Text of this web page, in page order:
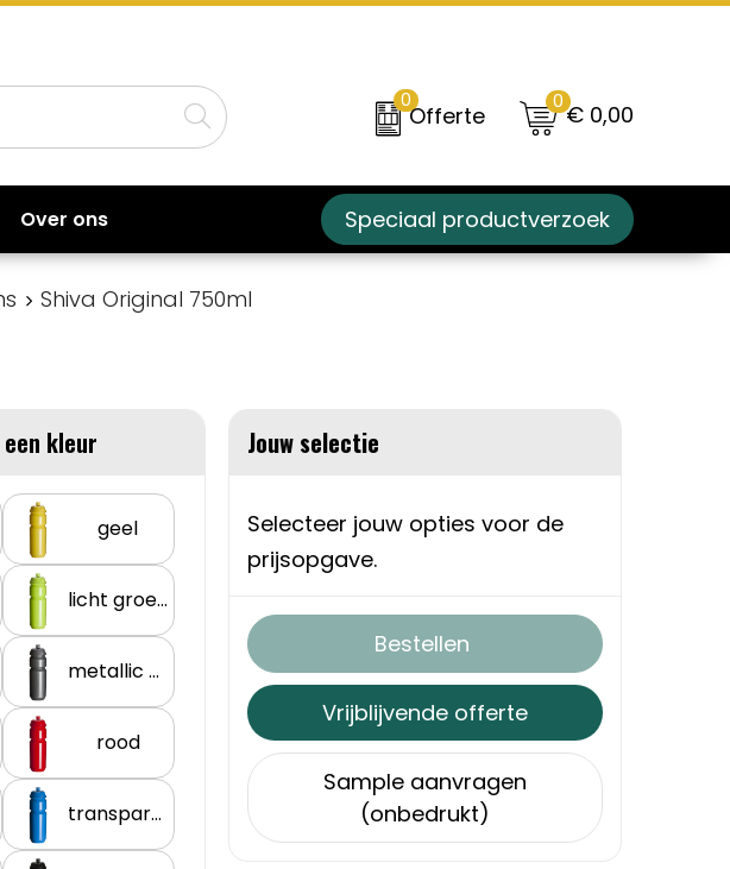
0
Offerte 0€ 0,00
Over ons Speciaal productverzoek
Shiva Original 750ml
kleur
geel
licht groen
metallic grijs
rood
transparant aqua
Jouw selectie
Selecteer jouw opties voor de
prijsopgave.
Bestellen
Vrijblijvende offerte
Sample aanvragen
(onbedrukt)